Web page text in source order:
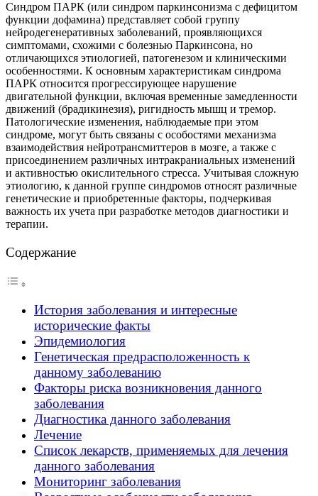
Синдром ПАРК (или синдром паркинсонизма с дефицитом
функции дофамина) представляет собой группу
нейродегенеративных заболеваний, проявляющихся
симптомами, схожими с болезнью Паркинсона, но
отличающихся этиологией, патогенезом и клиническими
особенностями. К основным характеристикам синдрома
ПАРК относится прогрессирующее нарушение
двигательной функции, включая временные замедленности
движений (брадикинезия), ригидность мышц и тремор.
Патологические изменения, наблюдаемые при этом
синдромe, могут быть связаны с особостями механизма
взаимодействия нейротрансмиттеров в мозге, а также с
присоединением различных интракраниальных изменений
и активностью окислительного стресса. Учитывая сложную
этиологию, к данной группе синдромов относят различные
генетические и приобретенные факторы, подчеркивая
важность их учета при разработке методов диагностики и
терапии.
Содержание
История заболевания и интересные
исторические факты
Эпидемиология
Генетическая предрасположенность к
данному заболеванию
Факторы риска возникновения данного
заболевания
Диагностика данного заболевания
Лечение
Список лекарств, применяемых для лечения
данного заболевания
Мониторинг заболевания